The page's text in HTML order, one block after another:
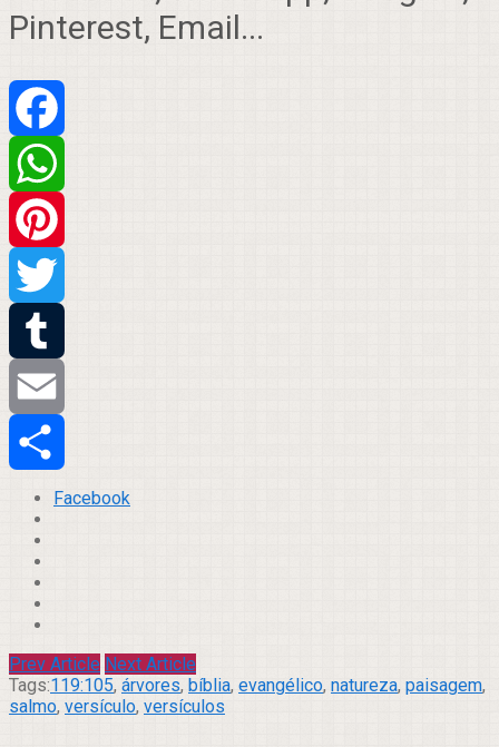
Pinterest, Email...
Facebook
WhatsApp
Pinterest
Twitter
Tumblr
Email
Compartilhar
Facebook
Prev Article Next Article
Tags:119:105, árvores, bíblia, evangélico, natureza, paisagem,
salmo, versículo, versículos